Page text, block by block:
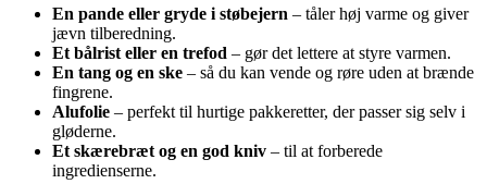
En pande eller gryde i støbejern – tåler høj varme og giver
jævn tilberedning.
Et bålrist eller en trefod – gør det lettere at styre varmen.
En tang og en ske – så du kan vende og røre uden at brænde
fingrene.
Alufolie – perfekt til hurtige pakkeretter, der passer sig selv i
gløderne.
Et skærebræt og en god kniv – til at forberede
ingredienserne.